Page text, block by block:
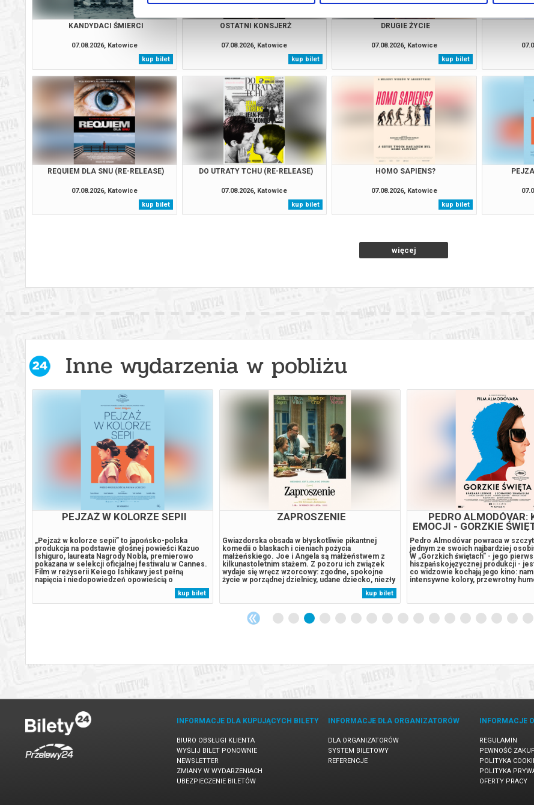
KANDYDACI ŚMIERCI
07.08.2026, Katowice
kup bilet
OSTATNI KONSJERŻ
07.08.2026, Katowice
kup bilet
DRUGIE ŻYCIE
07.08.2026, Katowice
kup bilet
REQUIEM DLA SNU (RE-RELEASE)
07.08.2026, Katowice
kup bilet
DO UTRATY TCHU (RE-RELEASE)
07.08.2026, Katowice
kup bilet
HOMO SAPIENS?
07.08.2026, Katowice
kup bilet
więcej
Inne wydarzenia w pobliżu
PEJZAŻ W KOLORZE SEPII
„Pejzaż w kolorze sepii” to japońsko-polska
produkcja na podstawie głośnej powieści Kazuo
Ishiguro, laureata Nagrody Nobla, premierowo
pokazana w selekcji oficjalnej festiwalu w Cannes.
Film w reżyserii Keiego Ishikawy jest pełną
napięcia i niedopowiedzeń opowieścią o
rodzinnych sekretach, pułapkach pamięci i kruchej
dwudziestopięcioletnia pisarka wychowana w
kup bilet
ZAPROSZENIE
Gwiazdorska obsada w błyskotliwie pikantnej
komedii o blaskach i cieniach pożycia
małżeńskiego. Joe i Angela są małżeństwem z
kilkunastoletnim stażem. Z pozoru ich związek
wydaje się wręcz wzorcowy: zgodne, spokojne
życie w porządnej dzielnicy, udane dziecko, niezły
status materialny. Jednak pod powierzchnią kryją
się wzajemne pretensje, drobne konflikty, a
przede wszystkim nuda i rutyna. Gdy pewnego...
kup bilet
PEDRO ALMODÓVAR:
EMOCJI - GORZKIE
Pedro Almodóvar powraca w
jednym ze swoich najbardziej
W „Gorzkich świętach” - jego
hiszpańskojęzycznej produkcji -
co widzowie kochają jego kino:
intensywne kolory, przewrotny
pełnokrwiste postaci, które
schematom. Na ekranie pojawiają
aktorki znani z wcześniejszych
INFORMACJE DLA KUPUJĄCYCH BILETY
BIURO OBSŁUGI KLIENTA
WYŚLIJ BILET PONOWNIE
NEWSLETTER
ZMIANY W WYDARZENIACH
UBEZPIECZENIE BILETÓW
INFORMACJE DLA ORGANIZATORÓW
DLA ORGANIZATORÓW
SYSTEM BILETOWY
REFERENCJE
INFORMACJE
REGULAMIN
PEWNOŚĆ
POLITYKA
POLITYKA
OFERTY PRACY